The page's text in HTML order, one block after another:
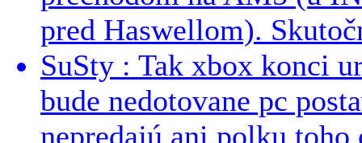
pred Haswellom).
SuSty : Tak xbox konci
bude nedotovane pc
nepredajú ani polku toho